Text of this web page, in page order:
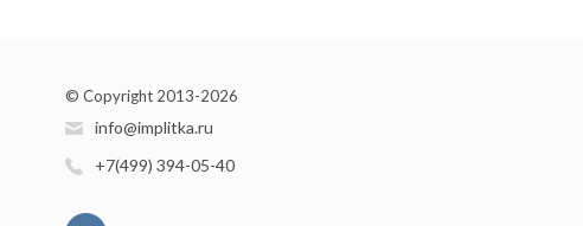
© Copyright 2013-2026
info@implitka.ru
+7(499) 394-05-40